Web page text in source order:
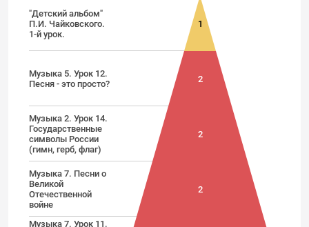
"Детский альбом"
П.И. Чайковского.
1-й урок.
Музыка 5. Урок 12.
Песня - это просто?
Музыка 2. Урок 14.
Государственные
символы России
(гимн, герб, флаг)
Музыка 7. Песни о
Великой
Отечественной
войне
Музыка 7. Урок 11.
2
2
2
1